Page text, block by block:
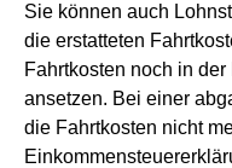
Sie können auch
die erstatteten
Fahrtkosten noch in
ansetzen. Bei einer
die Fahrtkosten nicht